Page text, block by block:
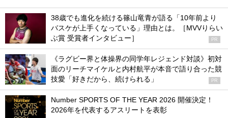
38歳でも進化を続ける篠山竜青が語る「10年前より
バスケが上手くなっている」理由とは。［MVVりらい
ぶ賞 受賞者インタビュー］
PR
《ラグビー界と体操界の同学年レジェンド対談》初対
面のリーチマイケルと内村航平が本音で語り合った競
技愛「好きだから、続けられる」
PR
Number SPORTS OF THE YEAR 2026 開催決定！
2026年を代表するアスリートを表彰